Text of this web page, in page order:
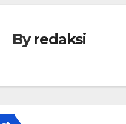
Byredaksi